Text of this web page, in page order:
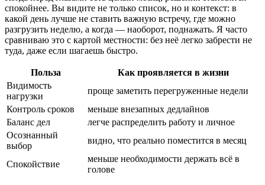
спокойнее. Вы видите не только список, но и контекст: в
какой день лучше не ставить важную встречу, где можно
разгрузить неделю, а когда — наоборот, поднажать. Я часто
сравниваю это с картой местности: без неё легко забрести не
туда, даже если шагаешь быстро.
Польза
Как проявляется в жизни
Видимость
нагрузки
проще заметить перегруженные недели
Контроль сроков
меньше внезапных дедлайнов
Баланс дел
легче распределить работу и личное
Осознанный
выбор
видно, что реально поместится в месяц
Спокойствие
меньше необходимости держать всё в
голове